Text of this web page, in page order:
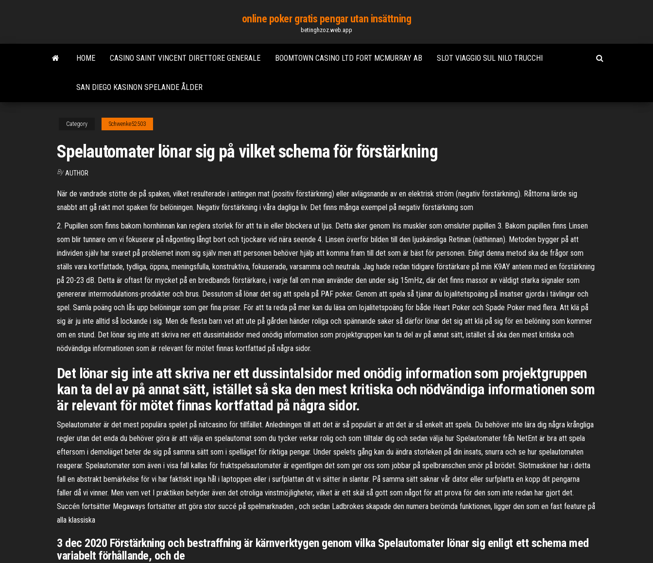
content
online poker gratis pengar utan insättning
betinghzoz.web.app
HOME CASINO SAINT VINCENT DIRETTORE GENERALE BOOMTOWN CASINO LTD FORT MCMURRAY AB SLOT VIAGGIO SUL NILO TRUCCHI
SAN DIEGO KASINON SPELANDE ÅLDER
Category Schwenke52503
Spelautomater lönar sig på vilket schema för förstärkning
By AUTHOR
När de vandrade stötte de på spaken, vilket resulterade i antingen mat (positiv förstärkning) eller avlägsnande av en elektrisk ström (negativ förstärkning). Råttorna lärde sig
snabbt att gå rakt mot spaken för belöningen. Negativ förstärkning i våra dagliga liv. Det finns många exempel på negativ förstärkning som
2. Pupillen som finns bakom hornhinnan kan reglera storlek för att ta in eller blockera ut ljus. Detta sker genom Iris muskler som omsluter pupillen 3. Bakom pupillen finns Linsen
som blir tunnare om vi fokuserar på någonting långt bort och tjockare vid nära seende 4. Linsen överför bilden till den ljuskänsliga Retinan (näthinnan). Metoden bygger på att
individen själv har svaret på problemet inom sig själv men att personen behöver hjälp att komma fram till det som är bäst för personen. Enligt denna metod ska de frågor som
ställs vara kortfattade, tydliga, öppna, meningsfulla, konstruktiva, fokuserade, varsamma och neutrala. Jag hade redan tidigare förstärkare på min K9AY antenn med en förstärkning
på 20-23 dB. Detta är oftast för mycket på en bredbands förstärkare, i varje fall om man använder den under säg 15mHz, där det finns massor av väldigt starka signaler som
genererar intermodulations-produkter och brus. Dessutom så lönar det sig att spela på PAF poker. Genom att spela så tjänar du lojalitetspoäng på insatser gjorda i tävlingar och
spel. Samla poäng och lås upp belöningar som ger fina priser. För att ta reda på mer kan du läsa om lojalitetspoäng för både Heart Poker och Spade Poker med flera. Att klä på
sig är ju inte alltid så lockande i sig. Men de flesta barn vet att ute på gården händer roliga och spännande saker så därför lönar det sig att klä på sig för en belöning som kommer
om en stund. Det lönar sig inte att skriva ner ett dussintalsidor med onödig information som projektgruppen kan ta del av på annat sätt, istället så ska den mest kritiska och
nödvändiga informationen som är relevant för mötet finnas kortfattad på några sidor.
Det lönar sig inte att skriva ner ett dussintalsidor med onödig information som projektgruppen
kan ta del av på annat sätt, istället så ska den mest kritiska och nödvändiga informationen som
är relevant för mötet finnas kortfattad på några sidor.
Spelautomater är det mest populära spelet på nätcasino för tillfället. Anledningen till att det är så populärt är att det är så enkelt att spela. Du behöver inte lära dig några krångliga
regler utan det enda du behöver göra är att välja en spelautomat som du tycker verkar rolig och som tilltalar dig och sedan välja hur Spelautomater från NetEnt är bra att spela
eftersom i demoläget beter de sig på samma sätt som i spelläget för riktiga pengar. Under spelets gång kan du ändra storleken på din insats, snurra och se hur spelautomaten
reagerar. Spelautomater som även i visa fall kallas för fruktspelsautomater är egentligen det som ger oss som jobbar på spelbranschen smör på brödet. Slotmaskiner har i detta
fall en abstrakt bemärkelse för vi har faktiskt inga hål i laptoppen eller i surfplattan dit vi sätter in slantar. På samma sätt saknar vår dator eller surfplatta en kopp dit pengarna
faller då vi vinner. Men vem vet I praktiken betyder även det otroliga vinstmöjligheter, vilket är ett skäl så gott som något för att prova för den som inte redan har gjort det.
Succén fortsätter Megaways fortsätter att göra stor succé på spelmarknaden , och sedan Ladbrokes skapade den numera berömda funktionen, ligger den som en fast feature på
alla klassiska
3 dec 2020 Förstärkning och bestraffning är kärnverktygen genom vilka Spelautomater lönar sig enligt ett schema med
variabelt förhållande, och de